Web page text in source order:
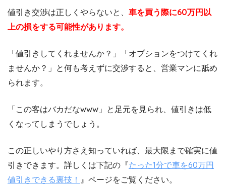
値引き交渉は正しくやらないと、 車を買う際に60万円以
上の損をする可能性があります。
「値引きしてくれませんか？」「オプションをつけてくれ
ませんか？」と何も考えずに交渉すると、営業マンに舐め
られます。
「この客はバカだなwww」と足元を見られ、値引きは低
くなってしまうでしょう。
この正しいやり方さえ知っていれば、最大限まで確実に値
引きできます。詳しくは下記の『たった1分で車を60万円
値引きできる裏技！ 』ページをご覧ください。